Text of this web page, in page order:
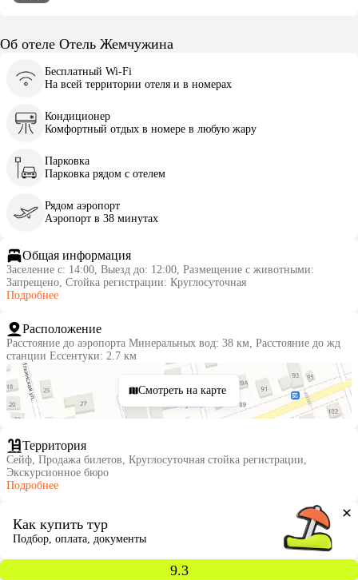
Об отеле Отель Жемчужина
Бесплатный Wi-Fi
На всей территории отеля и в номерах
Кондиционер
Комфортный отдых в номере в любую жару
Парковка
Парковка рядом с отелем
Рядом аэропорт
Аэропорт в 38 минутах
Общая информация
Заселение с: 14:00, Выезд до: 12:00, Размещение с животными:
Запрещено, Стойка регистрации: Круглосуточная
Подробнее
Расположение
Расстояние до аэропорта Минеральных вод: 38 км, Расстояние до жд
станции Ессентуки: 2.7 км
Смотреть на карте
Территория
Сейф, Продажа билетов, Круглосуточная стойка регистрации,
Экскурсионное бюро
Подробнее
Как купить тур
Подбор, оплата, документы
9.3